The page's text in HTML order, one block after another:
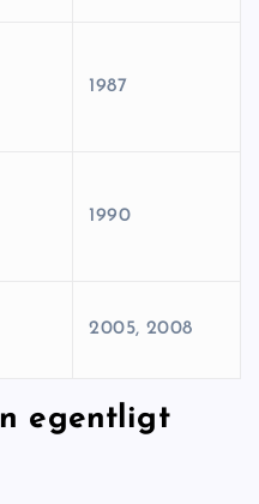
1987
1990
2005, 2008
egentligt